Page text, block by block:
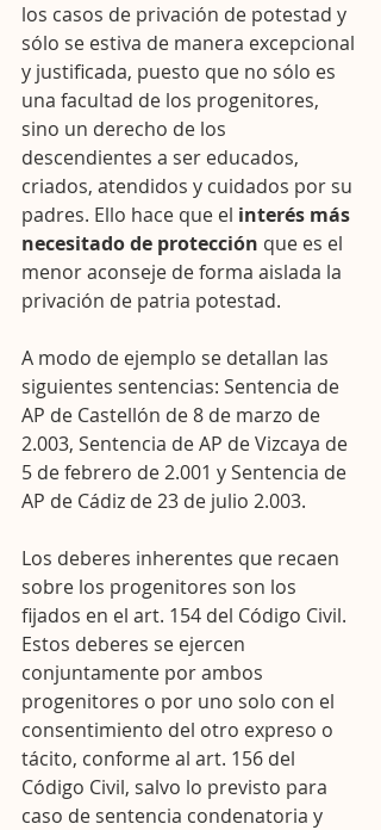
los casos de privación de potestad y
sólo se estiva de manera excepcional
y justificada, puesto que no sólo es
una facultad de los progenitores,
sino un derecho de los
descendientes a ser educados,
criados, atendidos y cuidados por su
padres. Ello hace que el interés más
necesitado de protección que es el
menor aconseje de forma aislada la
privación de patria potestad.
A modo de ejemplo se detallan las
siguientes sentencias: Sentencia de
AP de Castellón de 8 de marzo de
2.003, Sentencia de AP de Vizcaya de
5 de febrero de 2.001 y Sentencia de
AP de Cádiz de 23 de julio 2.003.
Los deberes inherentes que recaen
sobre los progenitores son los
fijados en el art. 154 del Código Civil.
Estos deberes se ejercen
conjuntamente por ambos
progenitores o por uno solo con el
consentimiento del otro expreso o
tácito, conforme al art. 156 del
Código Civil, salvo lo previsto para
caso de sentencia condenatoria y